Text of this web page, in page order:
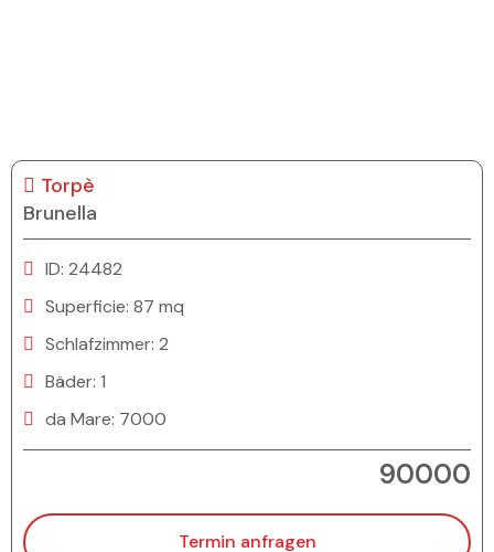
Torpè
Brunella
ID: 24482
Superficie: 87 mq
Schlafzimmer: 2
Bäder: 1
da Mare: 7000
90000
Termin anfragen